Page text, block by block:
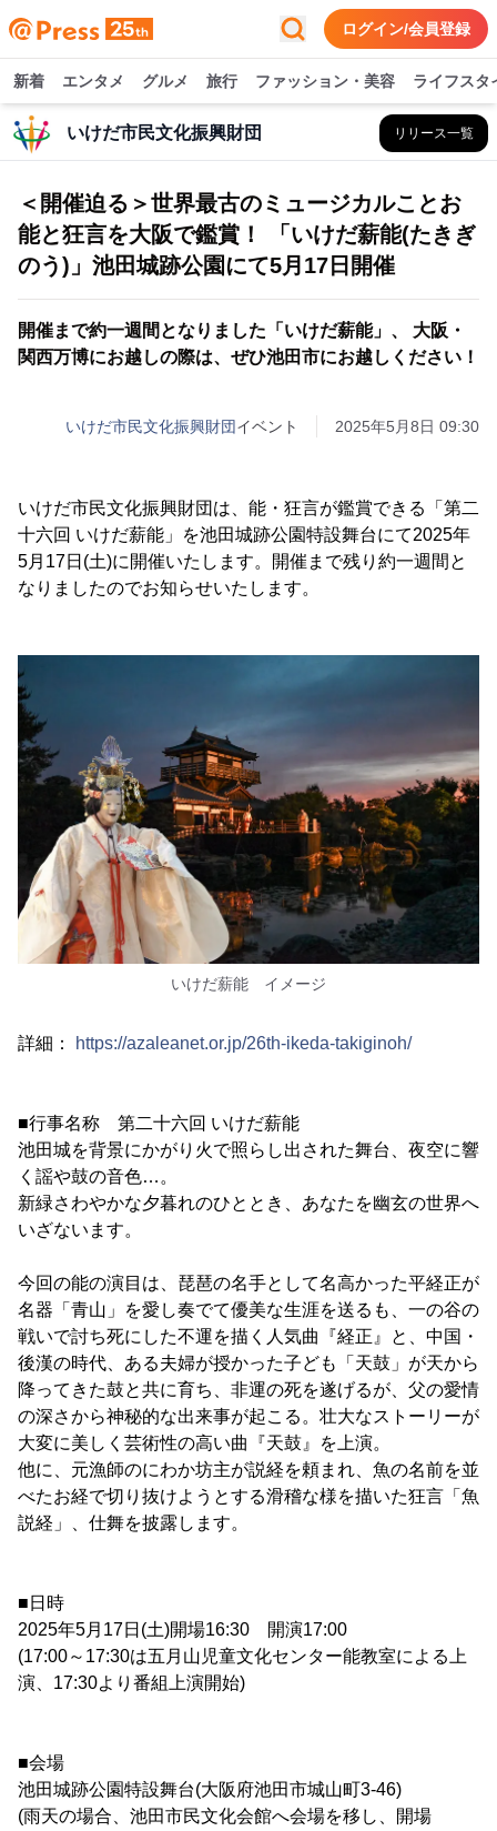
ログイン/会員登録
新着 エンタメ グルメ 旅行 ファッション・美容 ライフスタ
いけだ市民文化振興財団 リリース一覧
＜開催迫る＞世界最古のミュージカルことお
能と狂言を大阪で鑑賞！ 「いけだ薪能(たきぎ
のう)」池田城跡公園にて5月17日開催
開催まで約一週間となりました「いけだ薪能」、 大阪・
関西万博にお越しの際は、ぜひ池田市にお越しください！
いけだ市民文化振興財団イベント 2025年5月8日 09:30
いけだ市民文化振興財団は、能・狂言が鑑賞できる「第二
十六回 いけだ薪能」を池田城跡公園特設舞台にて2025年
5月17日(土)に開催いたします。開催まで残り約一週間と
なりましたのでお知らせいたします。
いけだ薪能 イメージ
詳細： https://azaleanet.or.jp/26th-ikeda-takiginoh/
■行事名称 第二十六回 いけだ薪能
池田城を背景にかがり火で照らし出された舞台、夜空に響
く謡や鼓の音色…。
新緑さわやかな夕暮れのひととき、あなたを幽玄の世界へ
いざないます。
今回の能の演目は、琵琶の名手として名高かった平経正が
名器「青山」を愛し奏でて優美な生涯を送るも、一の谷の
戦いで討ち死にした不運を描く人気曲『経正』と、中国・
後漢の時代、ある夫婦が授かった子ども「天鼓」が天から
降ってきた鼓と共に育ち、非運の死を遂げるが、父の愛情
の深さから神秘的な出来事が起こる。壮大なストーリーが
大変に美しく芸術性の高い曲『天鼓』を上演。
他に、元漁師のにわか坊主が説経を頼まれ、魚の名前を並
べたお経で切り抜けようとする滑稽な様を描いた狂言「魚
説経」、仕舞を披露します。
■日時
2025年5月17日(土)開場16:30 開演17:00
(17:00～17:30は五月山児童文化センター能教室による上
演、17:30より番組上演開始)
■会場
池田城跡公園特設舞台(大阪府池田市城山町3-46)
(雨天の場合、池田市民文化会館へ会場を移し、開場